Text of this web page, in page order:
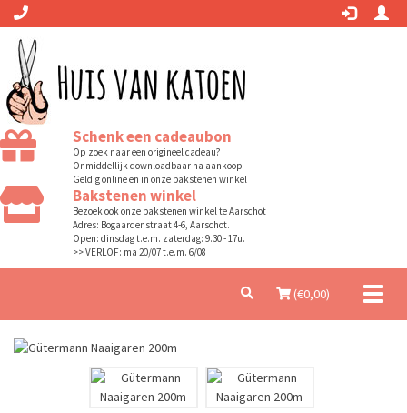
Schenk een cadeaubon
Op zoek naar een origineel cadeau?
Onmiddellijk downloadbaar na aankoop
Geldig online en in onze bakstenen winkel
Bakstenen winkel
Bezoek ook onze bakstenen winkel te Aarschot
Adres: Bogaardenstraat 4-6, Aarschot.
Open: dinsdag t.e.m. zaterdag: 9.30 - 17u.
>> VERLOF: ma 20/07 t.e.m. 6/08
(€0,00)